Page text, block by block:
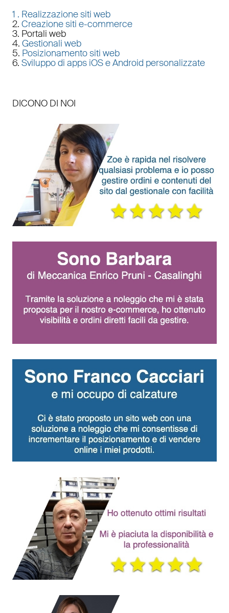
1 . Realizzazione siti web
2. Creazione siti e-commerce
3. Portali web
4. Gestionali web
5. Posizionamento siti web
6. Sviluppo di apps iOS e Android personalizzate
DICONO DI NOI